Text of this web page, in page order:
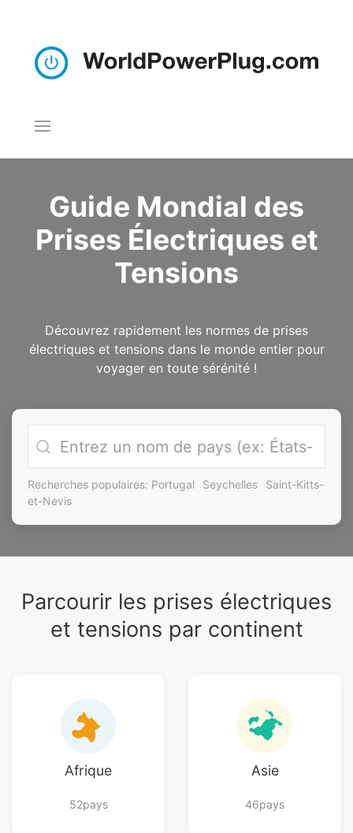
Guide Mondial des
Prises Électriques et
Tensions
Découvrez rapidement les normes de prises
électriques et tensions dans le monde entier pour
voyager en toute sérénité !
Recherches populaires: Portugal Seychelles
Saint-Kitts-
et-Nevis
Parcourir les prises électriques
et tensions par continent
Afrique
52pays
Asie
46pays